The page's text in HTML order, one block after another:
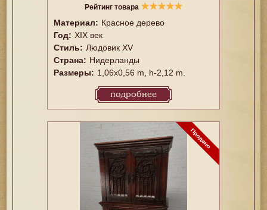
Рейтинг товара ★★★★★
Материал: Красное дерево
Год: XIX век
Стиль: Людовик XV
Страна: Нидерланды
Размеры: 1,06x0,56 m, h-2,12 m.
подробнее